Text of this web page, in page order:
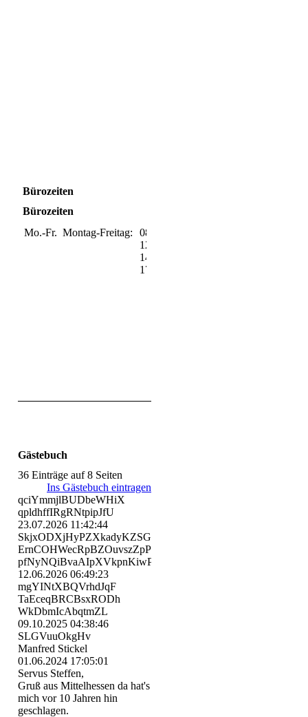
Bürozeiten
Bürozeiten
Mo.-Fr.Montag-Freitag:
08:00-
12:00
14:00-
17:00
Gästebuch
36 Einträge auf 8 Seiten
Ins Gästebuch eintragen
qciYmmjlBUDbeWHiX
qpldhffIRgRNtpipJfU
23.07.2026 11:42:44
SkjxODXjHyPZXkadyKZSGP
ErnCOHWecRpBZOuvszZpP
pfNyNQiBvaAIpXVkpnKiwPhG
12.06.2026 06:49:23
mgYINtXBQVrhdJqF
TaEceqBRCBsxRODh
WkDbmIcAbqtmZL
09.10.2025 04:38:46
SLGVuuOkgHv
Manfred Stickel
01.06.2024 17:05:01
Servus Steffen,
Gruß aus Mittelhessen da hat's
mich vor 10 Jahren hin
geschlagen.